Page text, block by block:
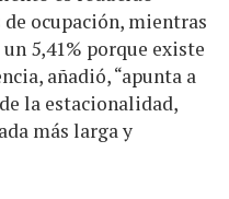
ocupación, mientras
5,41% porque existe
añadió, “apunta a
la estacionalidad,
más larga y